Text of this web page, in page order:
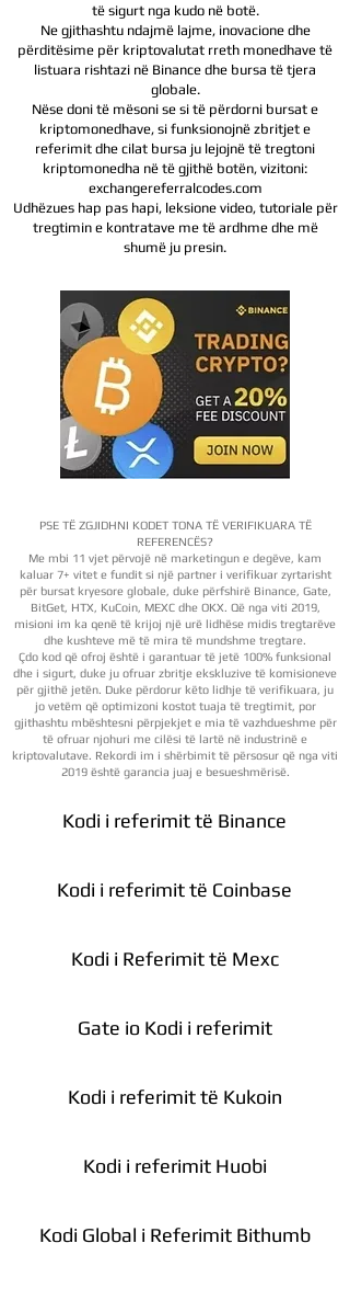
të sigurt nga kudo në botë.
Ne gjithashtu ndajmë lajme, inovacione dhe
përditësime për kriptovalutat rreth monedhave të
listuara rishtazi në Binance dhe bursa të tjera
globale.
Nëse doni të mësoni se si të përdorni bursat e
kriptomonedhave, si funksionojnë zbritjet e
referimit dhe cilat bursa ju lejojnë të tregtoni
kriptomonedha në të gjithë botën, vizitoni:
exchangereferralcodes.com
Udhëzues hap pas hapi, leksione video, tutoriale për
tregtimin e kontratave me të ardhme dhe më
shumë ju presin.
PSE TË ZGJIDHNI KODET TONA TË VERIFIKUARA TË
REFERENCËS?
Me mbi 11 vjet përvojë në marketingun e degëve, kam
kaluar 7+ vitet e fundit si një partner i verifikuar zyrtarisht
për bursat kryesore globale, duke përfshirë Binance, Gate,
BitGet, HTX, KuCoin, MEXC dhe OKX. Që nga viti 2019,
misioni im ka qenë të krijoj një urë lidhëse midis tregtarëve
dhe kushteve më të mira të mundshme tregtare.
Çdo kod që ofroj është i garantuar të jetë 100% funksional
dhe i sigurt, duke ju ofruar zbritje ekskluzive të komisioneve
për gjithë jetën. Duke përdorur këto lidhje të verifikuara, ju
jo vetëm që optimizoni kostot tuaja të tregtimit, por
gjithashtu mbështesni përpjekjet e mia të vazhdueshme për
të ofruar njohuri me cilësi të lartë në industrinë e
kriptovalutave. Rekordi im i shërbimit të përsosur që nga viti
2019 është garancia juaj e besueshmërisë.
Kodi i referimit të Binance
Kodi i referimit të Coinbase
Kodi i Referimit të Mexc
Gate io Kodi i referimit
Kodi i referimit të Kukoin
Kodi i referimit Huobi
Kodi Global i Referimit Bithumb